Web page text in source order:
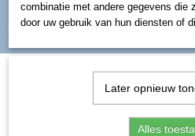
Inloggen Registreren
combinatie met andere gegevens die
door uw gebruik van hun diensten of
Later opnieuw
Alles